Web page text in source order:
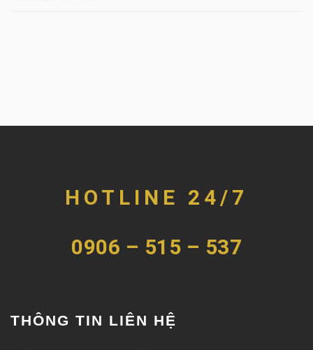
HOTLINE 24/7
0906 – 515 – 537
THÔNG TIN LIÊN HỆ